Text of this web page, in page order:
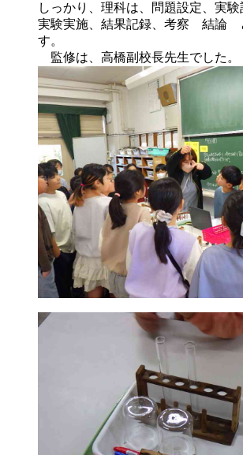
しっかり、理科は、問題設定、実
実験実施、結果記録、考察 結論
す。
監修は、高橋副校長先生でした